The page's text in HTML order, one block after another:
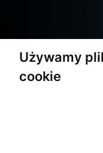
Używamy
cookie